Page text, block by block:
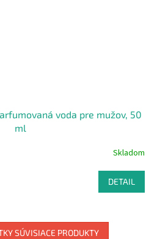
voda pre mužov, 50
ml
Skladom
DETAIL
SÚVISIACE PRODUKTY